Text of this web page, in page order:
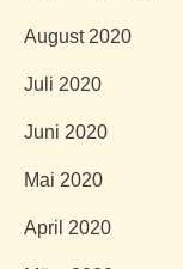
August 2020
Juli 2020
Juni 2020
Mai 2020
April 2020